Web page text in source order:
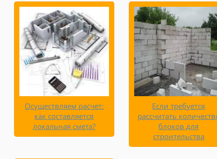
Осуществляем расчет:
как составляется
локальная смета?
Если требуется
рассчитать
блоков для
строительства